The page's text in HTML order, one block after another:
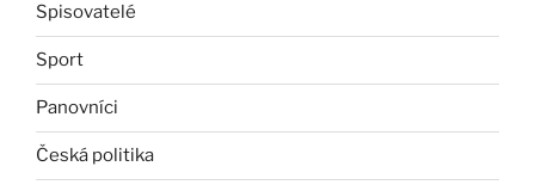
Spisovatelé
Sport
Panovníci
Česká politika